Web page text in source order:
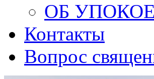
ОБ
Контакты
Вопрос